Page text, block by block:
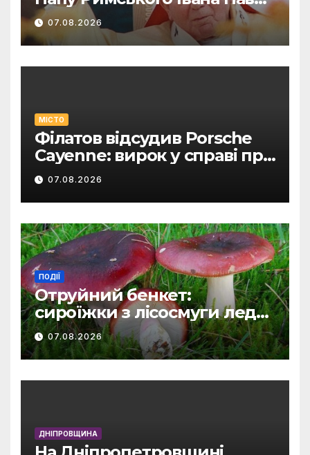
II 07.08.2026
МІСТО
Філатов відсудив Porsche
Cayenne: вирок у справі про
фейк.
07.08.2026
ПОДІЇ
Отруйний бенкет:
сироїжки з лісосмуги ледь
не стали фатальними для
мешканок
Дніпропетровщини.
07.08.2026
ДНІПРОВЩИНА